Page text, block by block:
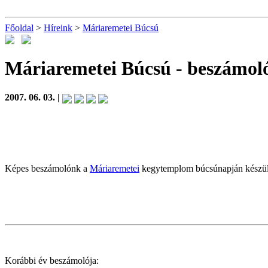
Főoldal > Híreink > Máriaremetei Búcsú
Máriaremetei Búcsú -
2007. 06. 03. |
Képes beszámolónk a Máriaremetei kegytemplom búcsúnapján
Korábbi év beszámolója: